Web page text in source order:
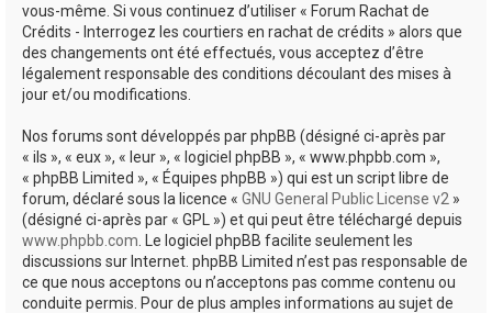
vous-même. Si vous continuez d’utiliser « Forum Rachat de
Crédits - Interrogez les courtiers en rachat de crédits » alors que
des changements ont été effectués, vous acceptez d’être
légalement responsable des conditions découlant des mises à
jour et/ou modifications.
Nos forums sont développés par phpBB (désigné ci-après par
« ils », « eux », « leur », « logiciel phpBB », « www.phpbb.com »,
« phpBB Limited », « Équipes phpBB ») qui est un script libre de
forum, déclaré sous la licence « GNU General Public License v2 »
(désigné ci-après par « GPL ») et qui peut être téléchargé depuis
www.phpbb.com . Le logiciel phpBB facilite seulement les
discussions sur Internet. phpBB Limited n’est pas responsable de
ce que nous acceptons ou n’acceptons pas comme contenu ou
conduite permis. Pour de plus amples informations au sujet de